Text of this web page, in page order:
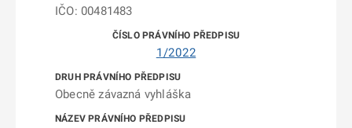
IČO: 00481483
1/2022
Obecně závazná vyhláška